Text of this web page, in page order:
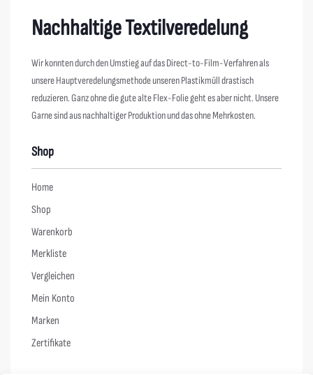
Nachhaltige Textilveredelung
Wir konnten durch den Umstieg auf das Direct-to-Film-Verfahren als
unsere Hauptveredelungsmethode unseren Plastikmüll drastisch
reduzieren. Ganz ohne die gute alte Flex-Folie geht es aber nicht. Unsere
Garne sind aus nachhaltiger Produktion und das ohne Mehrkosten.
Shop
Home
Shop
Warenkorb
Merkliste
Vergleichen
Mein Konto
Marken
Zertifikate